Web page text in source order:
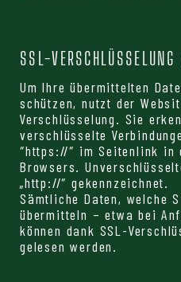
SSL-
Um Ihre übermittelten
schützen, nutzt der
Verschlüsselung. Sie
verschlüsselte
“https://“ im Seitenlink in
Browsers.
„http://“ gekennzeichnet.
Sämtliche Daten, welche
übermitteln – etwa bei
können dank SSL-
gelesen werden.